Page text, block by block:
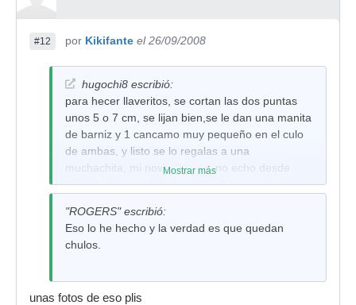
#12 por Kikifante el 26/09/2008
hugochi8 escribió:
para hecer llaveritos, se cortan las dos puntas
unos 5 o 7 cm, se lijan bien,se le dan una manita
de barniz y 1 cancamo muy pequeño en el culo
de ambas, y listo se lo regalas a una
muchachita, mi novia tioene uno echo desde
hace 4 años pro lo menos, tambien sirve para
novio de dedica a partir baquetas,parches,y
platos, tambien sabe partir bocas y
cabezas.......lo pillan rapido.
Mostrar más
"ROGERS" escribió:
Eso lo he hecho y la verdad es que quedan
chulos.
unas fotos de eso plis